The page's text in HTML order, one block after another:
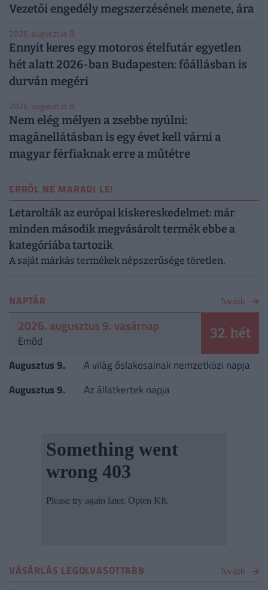
Vezetői engedély megszerzésének menete, ára
2026. augusztus 8.
Ennyit keres egy motoros ételfutár egyetlen
hét alatt 2026-ban Budapesten: főállásban is
durván megéri
2026. augusztus 8.
Nem elég mélyen a zsebbe nyúlni:
magánellátásban is egy évet kell várni a
magyar férfiaknak erre a műtétre
ERRŐL NE MARADJ LE!
Letarolták az európai kiskereskedelmet: már
minden második megvásárolt termék ebbe a
kategóriába tartozik
A saját márkás termékek népszerűsége töretlen.
NAPTÁR Tovább
2026. augusztus 9. vasárnap
Emőd 32. hét
Augusztus 9.
A világ őslakosainak nemzetközi napja
Augusztus 9.
Az állatkertek napja
VÁSÁRLÁS LEGOLVASOTTABB Tovább